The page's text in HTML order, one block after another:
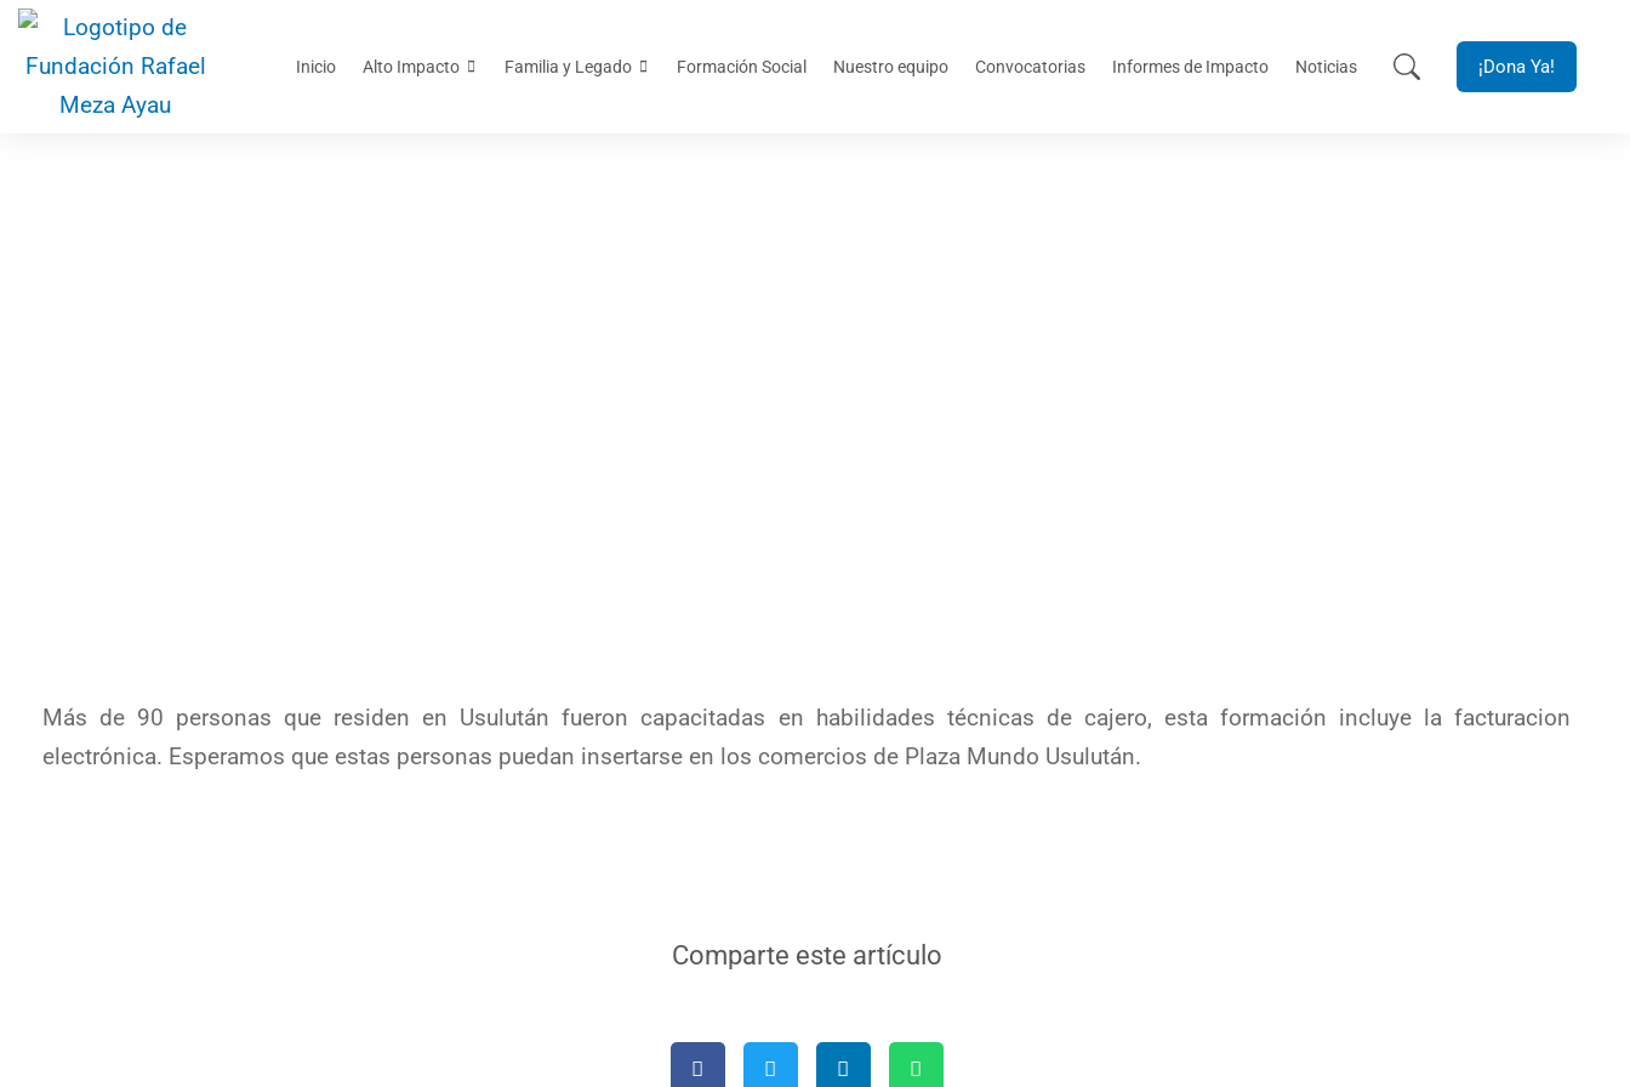
Inicio Alto Impacto Familia y Legado Formación Social Nuestro equipo Convocatorias Informes de Impacto Noticias ¡Dona Ya!
Más de 90 personas que residen en Usulután fueron capacitadas en habilidades técnicas de cajero, esta formación incluye la facturacion
electrónica. Esperamos que estas personas puedan insertarse en los comercios de Plaza Mundo Usulután.
Comparte este artículo